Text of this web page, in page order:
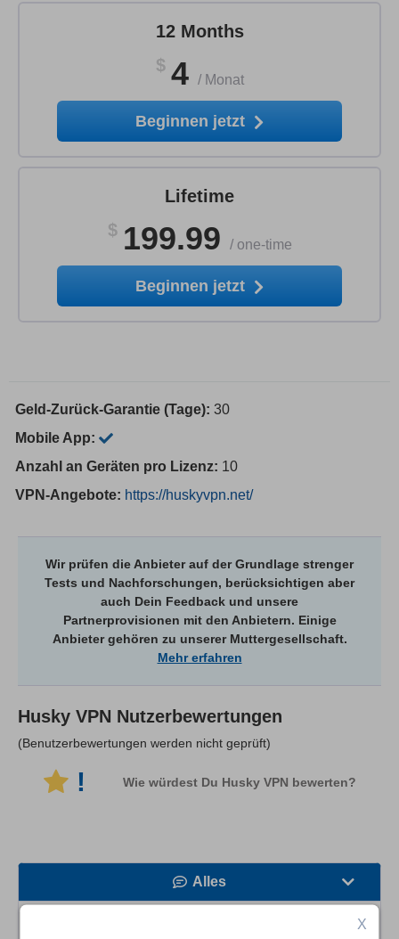
12 Months
$ 4 / Monat
Beginnen jetzt
Lifetime
$ 199.99 / one-time
Beginnen jetzt
Geld-Zurück-Garantie (Tage): 30
Mobile App:
Anzahl an Geräten pro Lizenz: 10
VPN-Angebote: https://huskyvpn.net/
Wir prüfen die Anbieter auf der Grundlage strenger
Tests und Nachforschungen, berücksichtigen aber
auch Dein Feedback und unsere
Partnerprovisionen mit den Anbietern. Einige
Anbieter gehören zu unserer Muttergesellschaft.
Mehr erfahren
Husky VPN Nutzerbewertungen
(Benutzerbewertungen werden nicht geprüft)
! Wie würdest Du Husky VPN bewerten?
Alles
X